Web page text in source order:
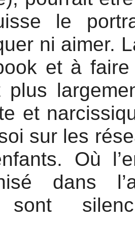
le
ni aimer.
et à
plus
et
sur les
Où
dans
sont